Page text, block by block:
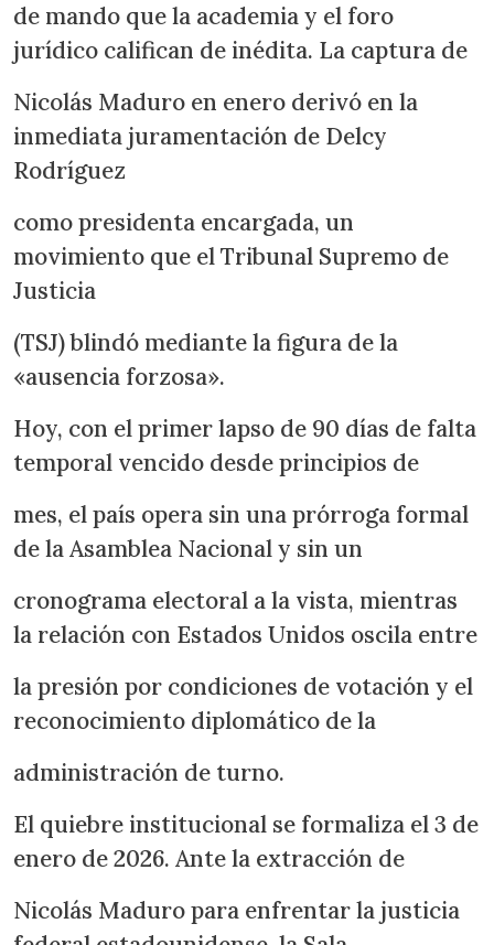
de mando que la academia y el foro
jurídico califican de inédita. La captura de
Nicolás Maduro en enero derivó en la
inmediata juramentación de Delcy
Rodríguez
como presidenta encargada, un
movimiento que el Tribunal Supremo de
Justicia
(TSJ) blindó mediante la figura de la
«ausencia forzosa».
Hoy, con el primer lapso de 90 días de falta
temporal vencido desde principios de
mes, el país opera sin una prórroga formal
de la Asamblea Nacional y sin un
cronograma electoral a la vista, mientras
la relación con Estados Unidos oscila entre
la presión por condiciones de votación y el
reconocimiento diplomático de la
administración de turno.
El quiebre institucional se formaliza el 3 de
enero de 2026. Ante la extracción de
Nicolás Maduro para enfrentar la justicia